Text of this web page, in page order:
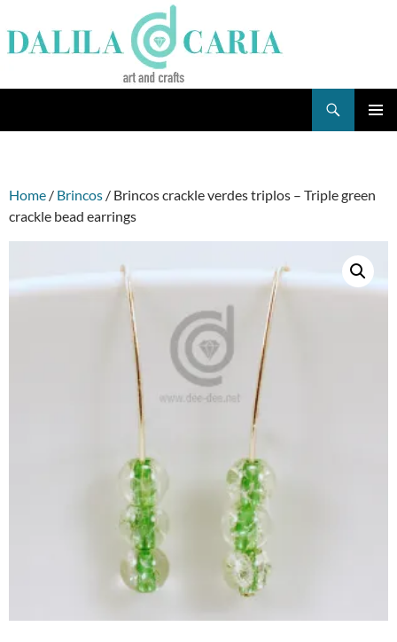
to
content
Home / Brincos / Brincos crackle verdes triplos – Triple green
crackle bead earrings